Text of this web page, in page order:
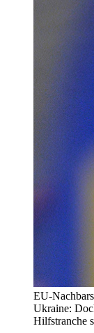
EU-
Ukraine:
Hilfstranche